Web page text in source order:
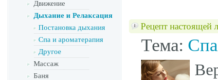
Движение
Дыхание и Релаксация
Постановка дыхания
Спа и ароматерапия
Другое
Массаж
Баня
Рецепт настоящей
Тема: